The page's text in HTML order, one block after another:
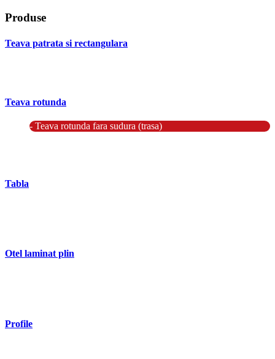
Produse
Teava patrata si rectangulara
Teava rotunda
- Teava rotunda fara sudura (trasa)
Tabla
Otel laminat plin
Profile